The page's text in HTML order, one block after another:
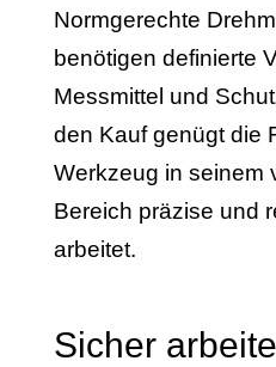
Normgerechte
benötigen definierte
Messmittel und
den Kauf genügt die
Werkzeug in seinem
Bereich präzise und
arbeitet.
Sicher